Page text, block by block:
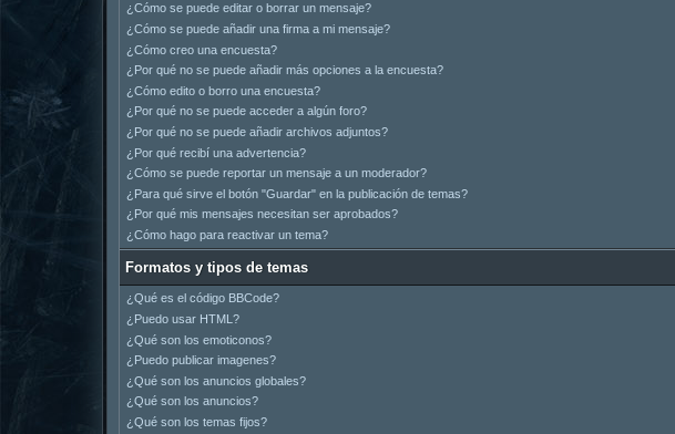
¿Cómo se puede editar o borrar un mensaje?
¿Cómo se puede añadir una firma a mi mensaje?
¿Cómo creo una encuesta?
¿Por qué no se puede añadir más opciones a la encuesta?
¿Cómo edito o borro una encuesta?
¿Por qué no se puede acceder a algún foro?
¿Por qué no se puede añadir archivos adjuntos?
¿Por qué recibí una advertencia?
¿Cómo se puede reportar un mensaje a un moderador?
¿Para qué sirve el botón "Guardar" en la publicación de temas?
¿Por qué mis mensajes necesitan ser aprobados?
¿Cómo hago para reactivar un tema?
Formatos y tipos de temas
¿Qué es el código BBCode?
¿Puedo usar HTML?
¿Qué son los emoticonos?
¿Puedo publicar imagenes?
¿Qué son los anuncios globales?
¿Qué son los anuncios?
¿Qué son los temas fijos?